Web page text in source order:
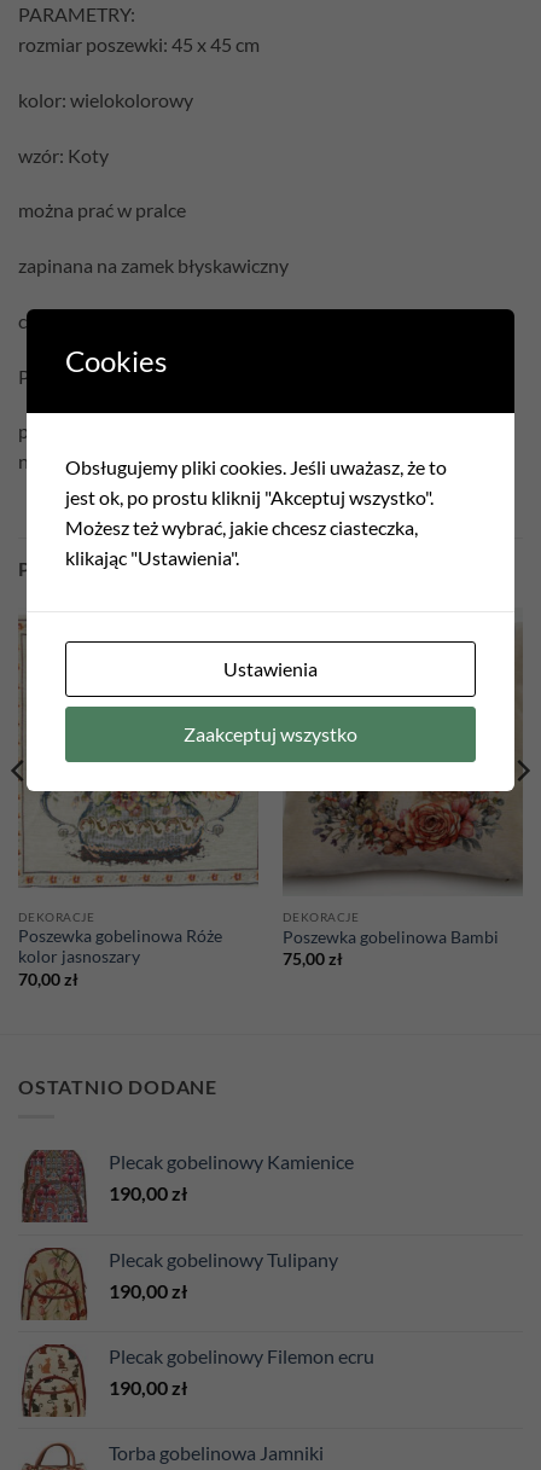
PARAMETRY:
rozmiar poszewki: 45 x 45 cm
kolor: wielokolorowy
wzór: Koty
można prać w pralce
zapinana na zamek błyskawiczny
cena podana jest za samą poszewkę bez wypełnienia
Pielęgnacja:
prać w temperaturze 30°C
nie czyścić chemicznie
PODOBNE PRODUKTY
Add to
DEKORACJE
Poszewka gobelinowa Róże
kolor jasnoszary
70,00zł
DEKORACJE
Poszewka gobelinowa Bambi
75,00zł
OSTATNIO DODANE
Plecak gobelinowy Kamienice
190,00 zł
Plecak gobelinowy Tulipany
190,00 zł
Plecak gobelinowy Filemon ecru
190,00 zł
Torba gobelinowa Jamniki
Cookies
Obsługujemy pliki cookies. Jeśli uważasz, że to
jest ok, po prostu kliknij "Akceptuj wszystko".
Możesz też wybrać, jakie chcesz ciasteczka,
klikając "Ustawienia".
Ustawienia
Zaakceptuj wszystko